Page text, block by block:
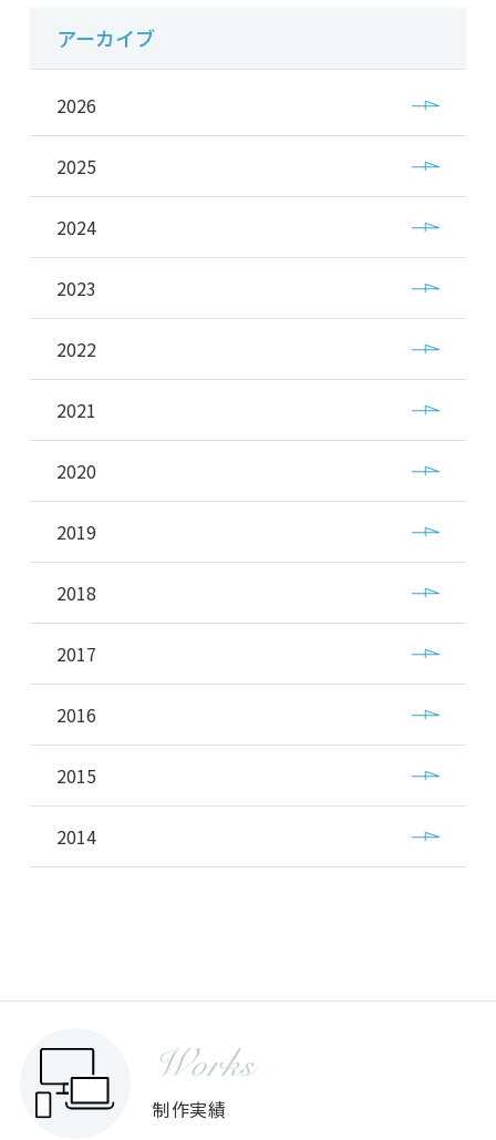
アーカイブ
2026
2025
2024
2023
2022
2021
2020
2019
2018
2017
2016
2015
2014
Works
制作実績